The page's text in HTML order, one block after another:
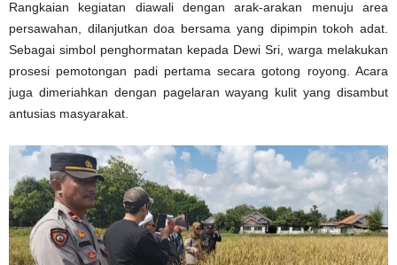
Rangkaian kegiatan diawali dengan arak-arakan menuju area
persawahan, dilanjutkan doa bersama yang dipimpin tokoh adat.
Sebagai simbol penghormatan kepada Dewi Sri, warga melakukan
prosesi pemotongan padi pertama secara gotong royong. Acara
juga dimeriahkan dengan pagelaran wayang kulit yang disambut
antusias masyarakat.